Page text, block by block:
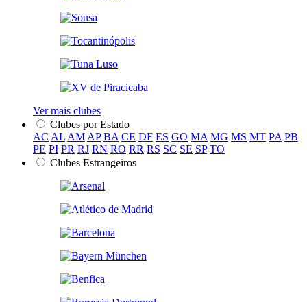
Ver mais clubes
Clubes por Estado
AC AL AM AP BA CE DF ES GO MA MG MS MT PA PB
PE PI PR RJ RN RO RR RS SC SE SP TO
Clubes Estrangeiros